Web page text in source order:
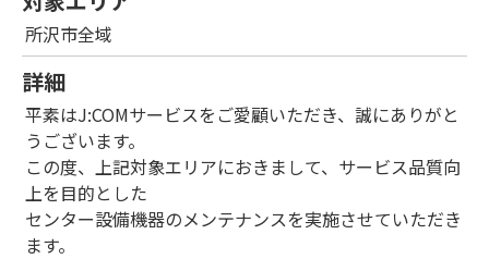
所沢市全域
詳細
平素はJ:COMサービスをご愛顧いただき、誠にありがと
うございます。
この度、上記対象エリアにおきまして、サービス品質向
上を目的とした
センター設備機器のメンテナンスを実施させていただき
ます。